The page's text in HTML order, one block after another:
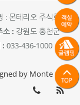
: 몬테리오 주식회사
: 강원도 홍천군
: 033-436-1000
|
by Monte rio.